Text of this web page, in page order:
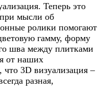
Теперь это
мысли об
ролики помогают
гамму, форму
шва между плитками
от наших
что 3D визуализация –
разная,